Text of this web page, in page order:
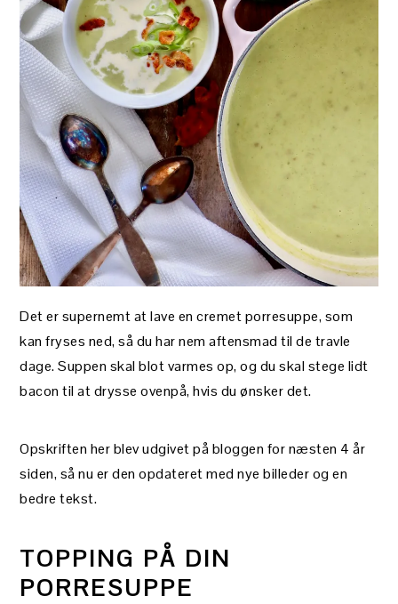
Det er supernemt at lave en cremet porresuppe, som
kan fryses ned, så du har nem aftensmad til de travle
dage. Suppen skal blot varmes op, og du skal stege lidt
bacon til at drysse ovenpå, hvis du ønsker det.
Opskriften her blev udgivet på bloggen for næsten 4 år
siden, så nu er den opdateret med nye billeder og en
bedre tekst.
TOPPING PÅ DIN
PORRESUPPE